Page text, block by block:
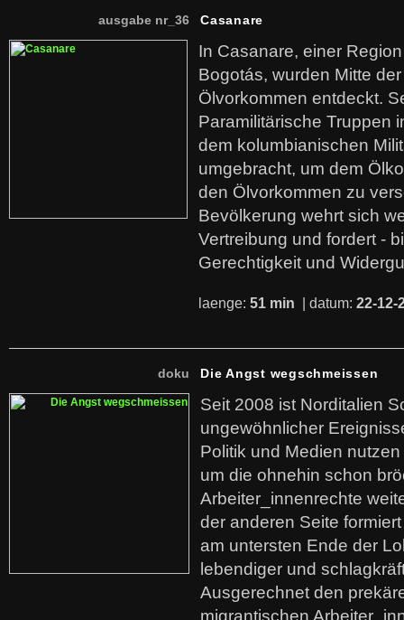
ausgabe nr_36 Casanare
In Casanare, einer
Bogotás, wurden Mitte
Ölvorkommen entdeckt.
Paramilitärische Truppen
dem kolumbianischen
umgebracht, um dem
den Ölvorkommen zu
Bevölkerung wehrt sich
Vertreibung und fordert -
Gerechtigkeit und
laenge: 51 min | datum: 22-12-
doku Die Angst wegschmeissen
Seit 2008 ist Norditalien
ungewöhnlicher
Politik und Medien
um die ohnehin schon
Arbeiter_innenrechte
der anderen Seite
am untersten Ende der
lebendiger und
Ausgerechnet den
migrantischen